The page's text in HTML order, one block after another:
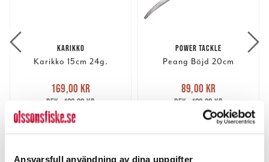
Ansvarsfull användning av dina uppgifter
KARIKKO
Karikko 15cm 24g.
Nuvarande pris
169,00 krTidigare pris
169,00 kr
199,00 kr
FINNS I LAGER.
POWER TACKLE
Peang Böjd 20cm
Nuvarande pris
89,00 krTidigare pris
100,00 kr
89,00 kr
100,00 kr
FLER ÄN 6 ST KVAR